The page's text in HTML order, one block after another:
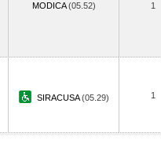
MODICA(05.52) 1
SIRACUSA(05.29) 1